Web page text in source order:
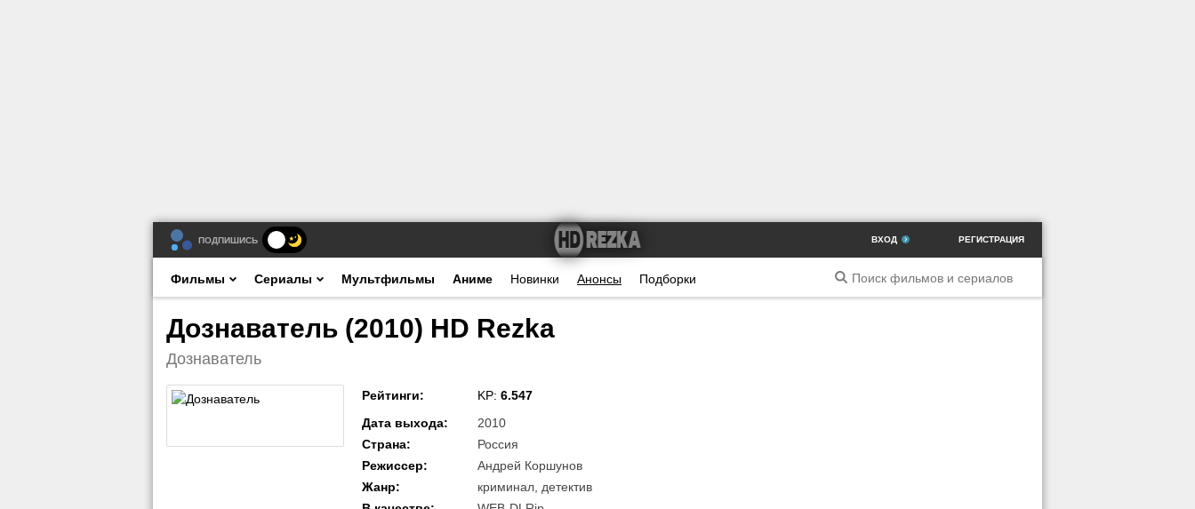
ПОДПИШИСЬ ВХОД РЕГИСТРАЦИЯ
Фильмы Сериалы Мультфильмы Аниме Новинки Анонсы Подборки
Дознаватель (2010) HD Rezka
Дознаватель
Рейтинги: KP: 6.547
Дата выхода:
2010
Страна:
Россия
Режиссер:
Андрей Коршунов
Жанр:
криминал, детектив